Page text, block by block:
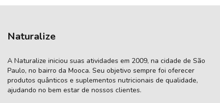
Naturalize
A Naturalize iniciou suas atividades em 2009, na cidade de São
Paulo, no bairro da Mooca. Seu objetivo sempre foi oferecer
produtos quânticos e suplementos nutricionais de qualidade,
ajudando no bem estar de nossos clientes.